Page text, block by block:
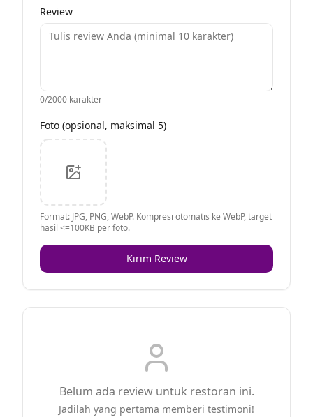
Review
0/2000 karakter
Foto (opsional, maksimal 5)
Format: JPG, PNG, WebP. Kompresi otomatis ke WebP, target
hasil <=100KB per foto.
Kirim Review
Belum ada review untuk restoran ini.
Jadilah yang pertama memberi testimoni!